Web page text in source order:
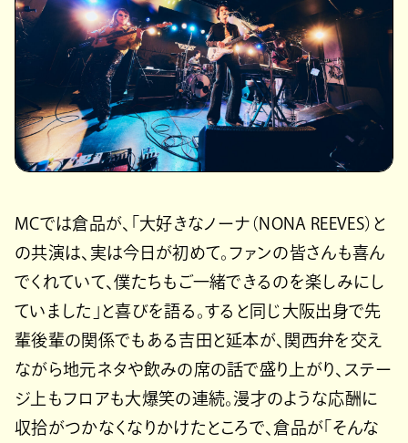
MCでは倉品が、「大好きなノーナ（NONA REEVES）と
の共演は、実は今日が初めて。ファンの皆さんも喜ん
でくれていて、僕たちもご一緒できるのを楽しみにし
ていました」と喜びを語る。すると同じ大阪出身で先
輩後輩の関係でもある吉田と延本が、関西弁を交え
ながら地元ネタや飲みの席の話で盛り上がり、ステー
ジ上もフロアも大爆笑の連続。漫才のような応酬に
収拾がつかなくなりかけたところで、倉品が「そんな